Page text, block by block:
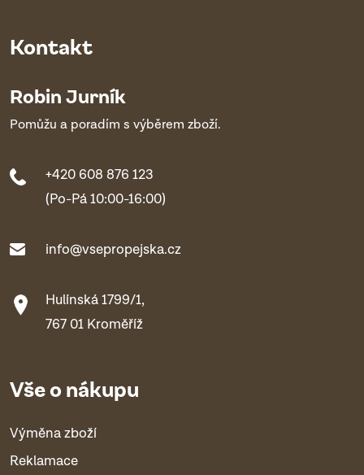
Kontakt
Robin Jurník
Pomůžu a poradím s výběrem zboží.
+420 608 876 123
(Po-Pá 10:00-16:00)
info@vsepropejska.cz
Hulínská 1799/1,
767 01 Kroměříž
Vše o nákupu
Výměna zboží
Reklamace